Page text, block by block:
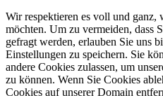
Wir respektieren es voll und ganz,
möchten. Um zu vermeiden, dass
gefragt werden, erlauben Sie uns
Einstellungen zu speichern. Sie
andere Cookies zulassen, um
zu können. Wenn Sie Cookies
Cookies auf unserer Domain